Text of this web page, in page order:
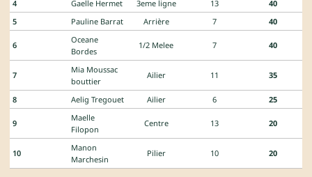
4
Gaelle Hermet 3eme ligne 13
40
5
Pauline Barrat Arrière 7 40
6
Oceane
Bordes
1/2 Melee 7 40
7
Mia Moussac
bouttier
Ailier 11 35
8 Aelig Tregouet Ailier 6 25
9
Maelle
Filopon
Centre 13 20
10
Manon
Marchesin
Pilier 10 20